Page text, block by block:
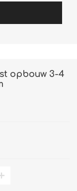
opbouw 3-4